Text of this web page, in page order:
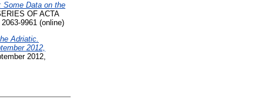
Some Data on the
OF ACTA
9961 (online)
Adriatic.
2012,
2012,